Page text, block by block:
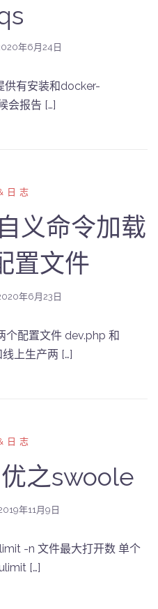
年6月24日
供有安装和docker-
会报告 […]
日志
义命令加载
置文件
年6月23日
个配置文件 dev.php 和
上生产两 […]
日志
之swoole
年11月9日
-n 文件最大打开数 单个
[…]